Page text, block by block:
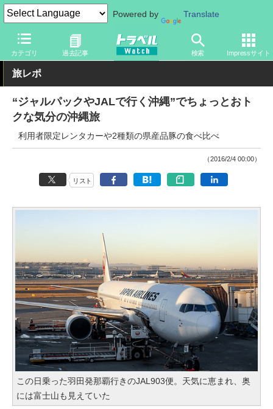
Powered by Translate
カテゴリ 過去記事 検索 Impressサイト
トラベル Watch 旅の方法 空旅 飛行機
旅レポ
“ジャルパックやJALで行く沖縄”でちょっとおト
クな気分の沖縄旅
利用者限定レンタカーや2種類の県産品豚の食べ比べ
（2016/2/4 00:00）
リスト
この日乗った羽田発那覇行きのJAL903便。天気に恵まれ、奥
には富士山も見えていた